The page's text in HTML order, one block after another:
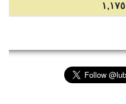
١,١٧٥